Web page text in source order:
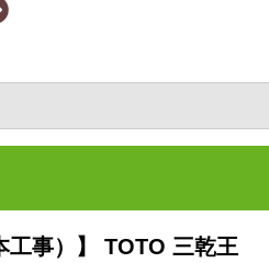
工事）】 TOTO 三乾王